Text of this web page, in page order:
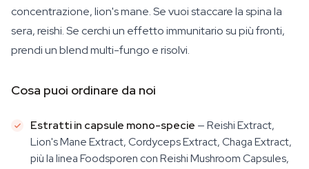
concentrazione, lion's mane. Se vuoi staccare la spina la
sera, reishi. Se cerchi un effetto immunitario su più fronti,
prendi un blend multi-fungo e risolvi.
Cosa puoi ordinare da noi
Estratti in capsule mono-specie — Reishi Extract,
Lion's Mane Extract, Cordyceps Extract, Chaga Extract,
più la linea Foodsporen con Reishi Mushroom Capsules,